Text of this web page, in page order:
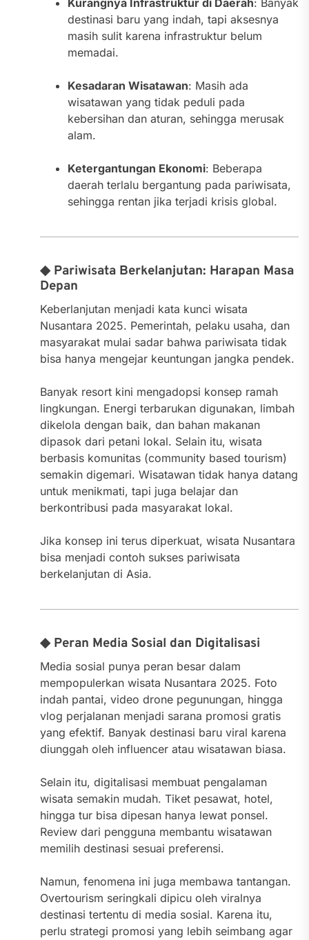
Kurangnya Infrastruktur di Daerah: Banyak
destinasi baru yang indah, tapi aksesnya
masih sulit karena infrastruktur belum
memadai.
Kesadaran Wisatawan: Masih ada
wisatawan yang tidak peduli pada
kebersihan dan aturan, sehingga merusak
alam.
Ketergantungan Ekonomi: Beberapa
daerah terlalu bergantung pada pariwisata,
sehingga rentan jika terjadi krisis global.
◆ Pariwisata Berkelanjutan: Harapan Masa
Depan
Keberlanjutan menjadi kata kunci wisata
Nusantara 2025. Pemerintah, pelaku usaha, dan
masyarakat mulai sadar bahwa pariwisata tidak
bisa hanya mengejar keuntungan jangka pendek.
Banyak resort kini mengadopsi konsep ramah
lingkungan. Energi terbarukan digunakan, limbah
dikelola dengan baik, dan bahan makanan
dipasok dari petani lokal. Selain itu, wisata
berbasis komunitas (community based tourism)
semakin digemari. Wisatawan tidak hanya datang
untuk menikmati, tapi juga belajar dan
berkontribusi pada masyarakat lokal.
Jika konsep ini terus diperkuat, wisata Nusantara
bisa menjadi contoh sukses pariwisata
berkelanjutan di Asia.
◆ Peran Media Sosial dan Digitalisasi
Media sosial punya peran besar dalam
mempopulerkan wisata Nusantara 2025. Foto
indah pantai, video drone pegunungan, hingga
vlog perjalanan menjadi sarana promosi gratis
yang efektif. Banyak destinasi baru viral karena
diunggah oleh influencer atau wisatawan biasa.
Selain itu, digitalisasi membuat pengalaman
wisata semakin mudah. Tiket pesawat, hotel,
hingga tur bisa dipesan hanya lewat ponsel.
Review dari pengguna membantu wisatawan
memilih destinasi sesuai preferensi.
Namun, fenomena ini juga membawa tantangan.
Overtourism seringkali dipicu oleh viralnya
destinasi tertentu di media sosial. Karena itu,
perlu strategi promosi yang lebih seimbang agar